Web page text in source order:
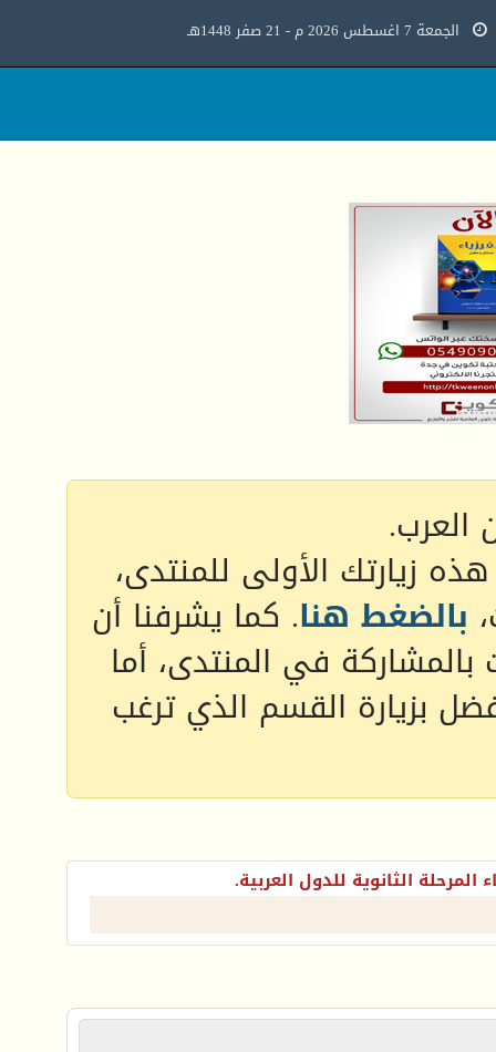
الجمعة 7 اغسطس 2026 م - 21 صفر 1448هـ
العرب.
زيارتك الأولى للمنتدى،
بالضغط هنا. كما يشرفنا أن
بالمشاركة في المنتدى، أما
بزيارة القسم الذي ترغب
المرحلة الثانوية للدول العربية.